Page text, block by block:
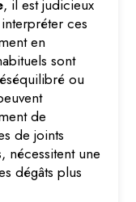
, il est judicieux
ces
en
sont
ou
de
de joints
nécessitent une
dégâts plus